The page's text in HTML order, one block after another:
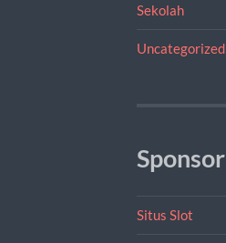
Sekolah
Uncategorized
Sponsor
Situs Slot